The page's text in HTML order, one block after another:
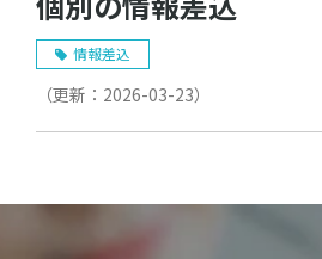
情報差込
（更新： 2026-03-23）